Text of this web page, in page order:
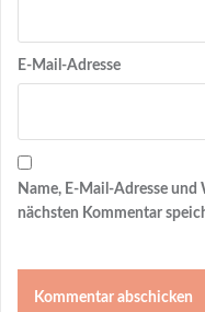
E-Mail-Adresse
Name, E-Mail-Adresse
nächsten Kommentar